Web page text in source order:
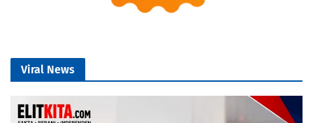
Viral News